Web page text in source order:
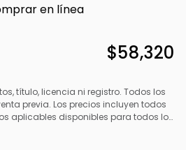
en línea
$58,320
título, licencia ni registro. Todos los
previa. Los precios incluyen todos
aplicables disponibles para todos los
reembolsos adicionales. Es